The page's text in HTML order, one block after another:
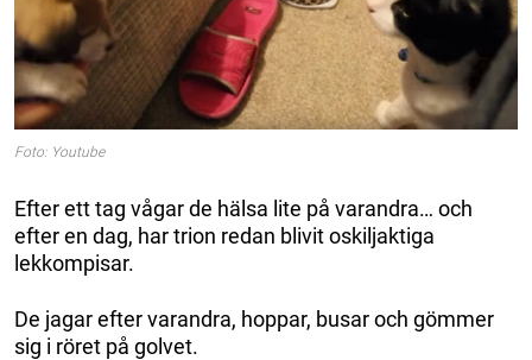
Foto: Youtube
Efter ett tag vågar de hälsa lite på varandra… och
efter en dag, har trion redan blivit oskiljaktiga
lekkompisar.
De jagar efter varandra, hoppar, busar och gömmer
sig i röret på golvet.